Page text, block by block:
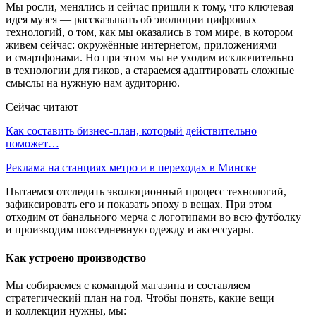
Мы росли, менялись и сейчас пришли к тому, что ключевая
идея музея — рассказывать об эволюции цифровых
технологий, о том, как мы оказались в том мире, в котором
живем сейчас: окружённые интернетом, приложениями
и смартфонами. Но при этом мы не уходим исключительно
в технологии для гиков, а стараемся адаптировать сложные
смыслы на нужную нам аудиторию.
Сейчас читают
Как составить бизнес-план, который действительно
поможет…
Реклама на станциях метро и в переходах в Минске
Пытаемся отследить эволюционный процесс технологий,
зафиксировать его и показать эпоху в вещах. При этом
отходим от банального мерча с логотипами во всю футболку
и производим повседневную одежду и аксессуары.
Как устроено производство
Мы собираемся с командой магазина и составляем
стратегический план на год. Чтобы понять, какие вещи
и коллекции нужны, мы: